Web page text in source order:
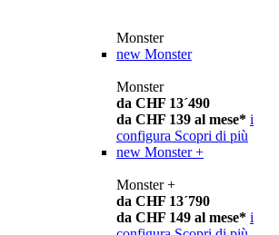
Monster
new Monster
Monster
da CHF 13´490
da CHF 139 al mese* i
configura Scopri di più
new Monster +
Monster +
da CHF 13´790
da CHF 149 al mese* i